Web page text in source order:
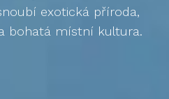
exotická příroda,
bohatá místní kultura.